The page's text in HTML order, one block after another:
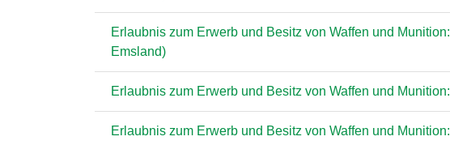
Erlaubnis zum Erwerb und Besitz von Waffen und
Emsland)
Erlaubnis zum Erwerb und Besitz von Waffen und
Erlaubnis zum Erwerb und Besitz von Waffen und